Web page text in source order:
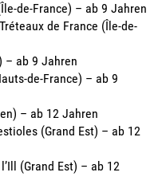
de-France) – ab 9 Jahren
de France (Île-de-
– ab 9 Jahren
de-France) – ab 9
– ab 12 Jahren
(Grand Est) – ab 12
(Grand Est) – ab 12